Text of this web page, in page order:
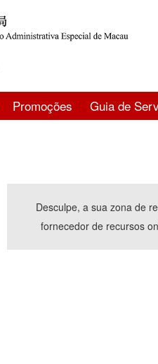
Promoções Guia de
Desculpe, a sua zona de
fornecedor de recursos